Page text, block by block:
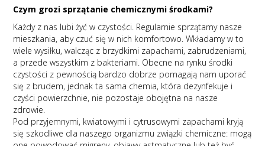
Czym grozi sprzątanie chemicznymi środkami?
Każdy z nas lubi żyć w czystości. Regularnie sprzątamy nasze
mieszkania, aby czuć się w nich komfortowo. Wkładamy w to
wiele wysiłku, walcząc z brzydkimi zapachami, zabrudzeniami,
a przede wszystkim z bakteriami. Obecne na rynku środki
czystości z pewnością bardzo dobrze pomagają nam uporać
się z brudem, jednak ta sama chemia, która dezynfekuje i
czyści powierzchnie, nie pozostaje obojętna na nasze
zdrowie.
Pod przyjemnymi, kwiatowymi i cytrusowymi zapachami kryją
się szkodliwe dla naszego organizmu związki chemiczne: mogą